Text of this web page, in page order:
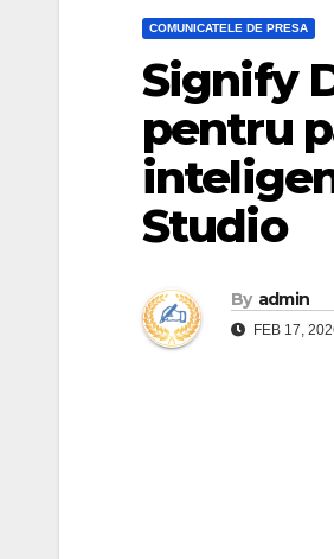
COMUNICATELE DE PRESA
Signify
pentru
Studio
By admin
FEB 17,